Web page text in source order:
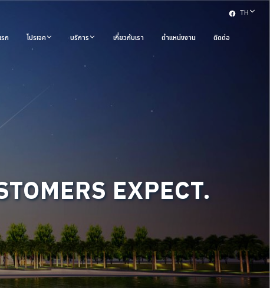
TH
ก โปรเจค บริการ เกี่ยวกับเรา ตำแหน่งงาน ติดต่อ
EXPECT.